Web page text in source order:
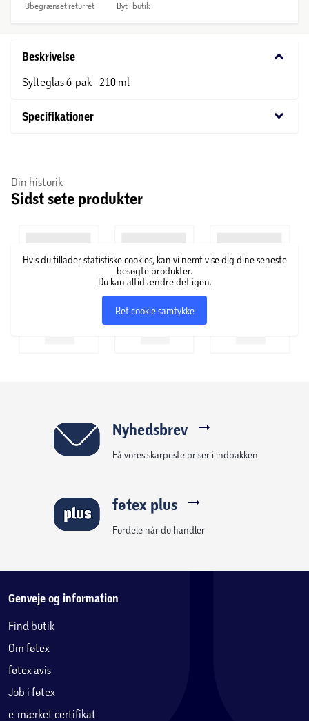
Ubegrænset returret Byt i butik
Beskrivelse keyboard_arrow_down
Sylteglas 6-pak - 210 ml
Specifikationer keyboard_arrow_down
Din historik
Sidst sete produkter
Hvis du tillader statistiske cookies, kan vi nemt vise dig dine seneste
besøgte produkter.
Du kan altid ændre det igen.
Ret cookie samtykke
Nyhedsbrev
Få vores skarpeste priser i indbakken
føtex plus
Fordele når du handler
Genveje og information
Find butik
Om føtex
føtex avis
Job i føtex
e-mærket certifikat